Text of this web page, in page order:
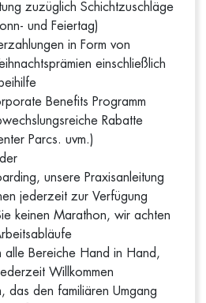
zuzüglich Schichtzuschläge
und Feiertag)
in Form von
einschließlich
Benefits Programm
Rabatte
Parcs. uvm.)
unsere Praxisanleitung
jederzeit zur Verfügung
keinen Marathon, wir achten
alle Bereiche Hand in Hand,
Willkommen
das den familiären Umgang